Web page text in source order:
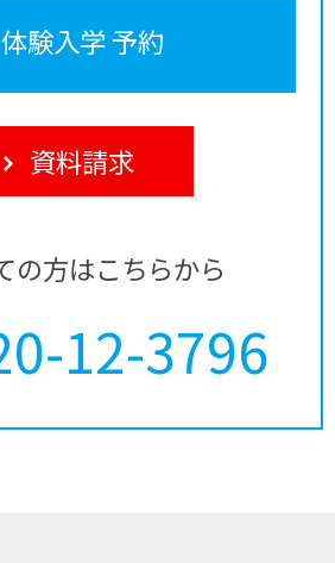
体験入学 予約
資料請求
の方はこちらから
12-3796